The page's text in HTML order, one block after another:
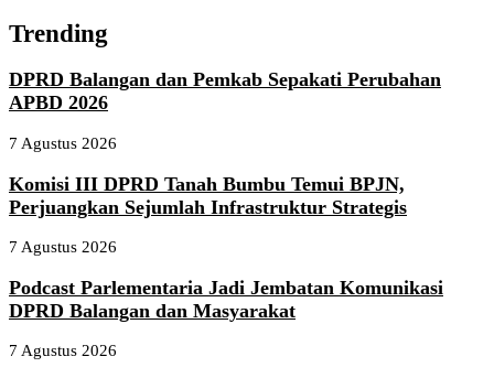
Trending
DPRD Balangan dan Pemkab Sepakati Perubahan
APBD 2026
7 Agustus 2026
Komisi III DPRD Tanah Bumbu Temui BPJN,
Perjuangkan Sejumlah Infrastruktur Strategis
7 Agustus 2026
Podcast Parlementaria Jadi Jembatan Komunikasi
DPRD Balangan dan Masyarakat
7 Agustus 2026